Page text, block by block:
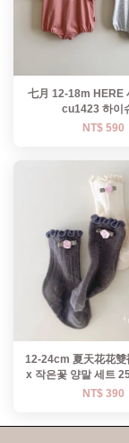
七月 12-18m HERE
cu1423 하이
NT$ 590
12-24cm 夏天花花
x 작은꽃 양말 세트
NT$ 390